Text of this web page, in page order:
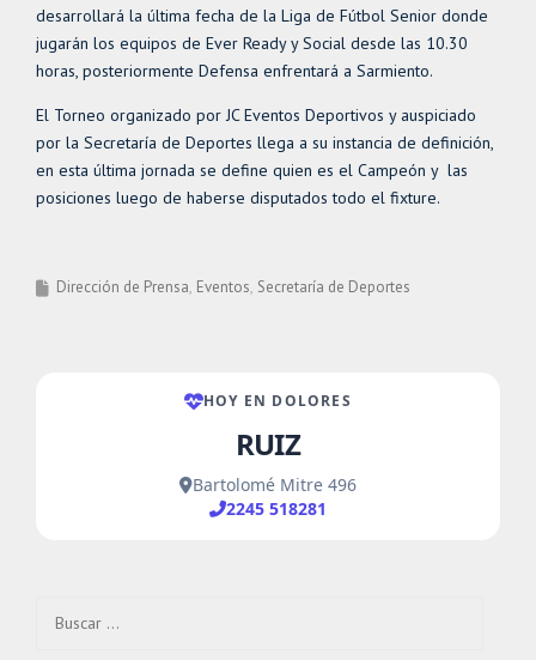
desarrollará la última fecha de la Liga de Fútbol Senior donde
jugarán los equipos de Ever Ready y Social desde las 10.30
horas, posteriormente Defensa enfrentará a Sarmiento.
El Torneo organizado por JC Eventos Deportivos y auspiciado
por la Secretaría de Deportes llega a su instancia de definición,
en esta última jornada se define quien es el Campeón y las
posiciones luego de haberse disputados todo el fixture.
Dirección de Prensa Eventos Secretaría de Deportes